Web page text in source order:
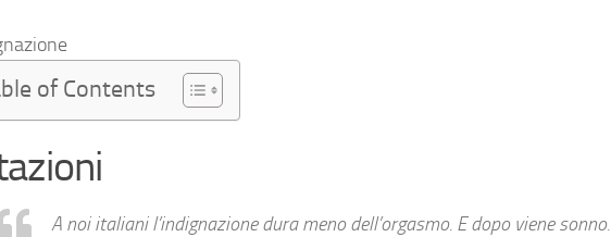
of Contents
A noi italiani l’indignazione dura meno dell’orgasmo. E dopo viene sonno.